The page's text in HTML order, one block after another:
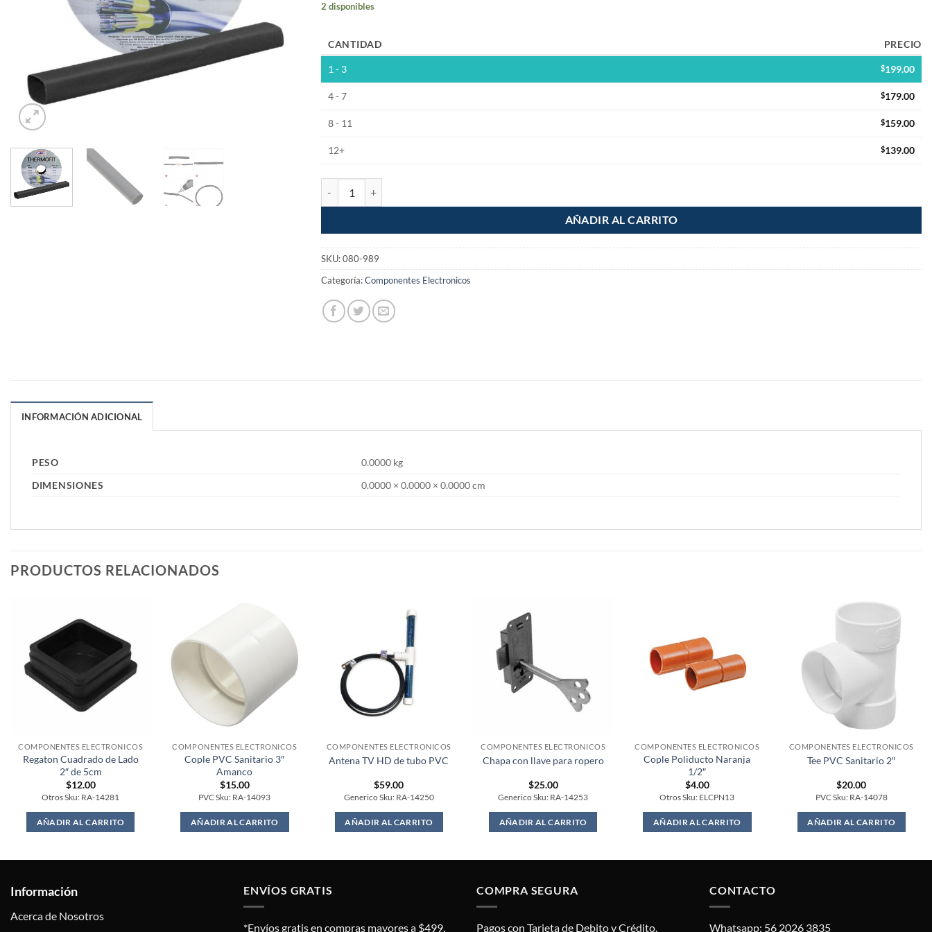
2 disponibles
CANTIDAD PRECIO
1 - 3 $199.00
4 - 7 $179.00
8 - 11 $159.00
12+ $139.00
AÑADIR AL CARRITO
SKU:080-989
Categoría:Componentes Electronicos
INFORMACIÓN ADICIONAL
PESO
0.0000 kg
DIMENSIONES
0.0000 × 0.0000 × 0.0000 cm
PRODUCTOS RELACIONADOS
COMPONENTES ELECTRONICOS
Regaton Cuadrado de Lado
2″ de 5cm
$12.00
Otros Sku: RA-14281
AÑADIR AL CARRITO
COMPONENTES ELECTRONICOS
Cople PVC Sanitario 3″
Amanco
$15.00
PVC Sku: RA-14093
AÑADIR AL CARRITO
COMPONENTES ELECTRONICOS
Antena TV HD de tubo PVC
$59.00
Generico Sku: RA-14250
AÑADIR AL CARRITO
COMPONENTES ELECTRONICOS
Chapa con llave para ropero
$25.00
Generico Sku: RA-14253
AÑADIR AL CARRITO
COMPONENTES ELECTRONICOS
Cople Poliducto Naranja
1/2″
$4.00
Otros Sku: ELCPN13
AÑADIR AL CARRITO
COMPONENTES ELECTRONICOS
Tee PVC Sanitario 2″
$20.00
PVC Sku: RA-14078
AÑADIR AL CARRITO
Información
Acerca de Nosotros
ENVÍOS GRATIS
*Envíos gratis en compras mayores a $499.
COMPRA SEGURA
Pagos con Tarjeta de Debito y Crédito.
CONTACTO
Whatsapp: 56 2026 3835